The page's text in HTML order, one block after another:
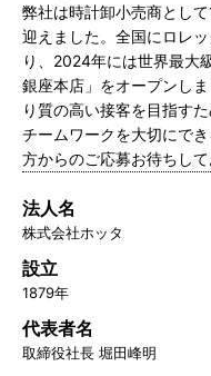
弊社は時計卸小売商とし
迎えました。全国にロレ
り、2024年には世界最大
銀座本店」をオープンし
り質の高い接客を目指す
チームワークを大切にで
方からのご応募お待ちして
法人名
株式会社ホッタ
設立
1879年
代表者名
取締役社長 堀田峰明